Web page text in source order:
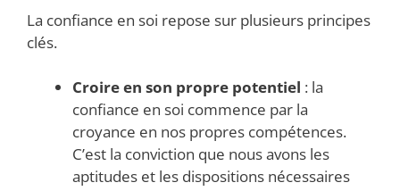
La confiance en soi repose sur plusieurs principes
clés.
Croire en son propre potentiel : la
confiance en soi commence par la
croyance en nos propres compétences.
C’est la conviction que nous avons les
aptitudes et les dispositions nécessaires